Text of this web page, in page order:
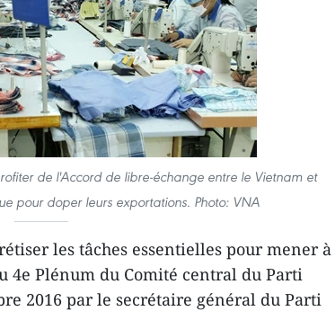
de l'Accord de libre-échange entre le Vietnam et
pour doper leurs exportations. Photo: VNA
les tâches essentielles pour mener à
4e Plénum du Comité central du Parti
2016 par le secrétaire général du Parti